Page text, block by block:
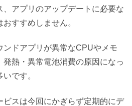
、アプリのアップデートに必要な
すすめしません。
ンドアプリが異常なCPUやメモ
発熱・異常電池消費の原因になっ
です。
ビスは今回にかぎらず定期的にデ